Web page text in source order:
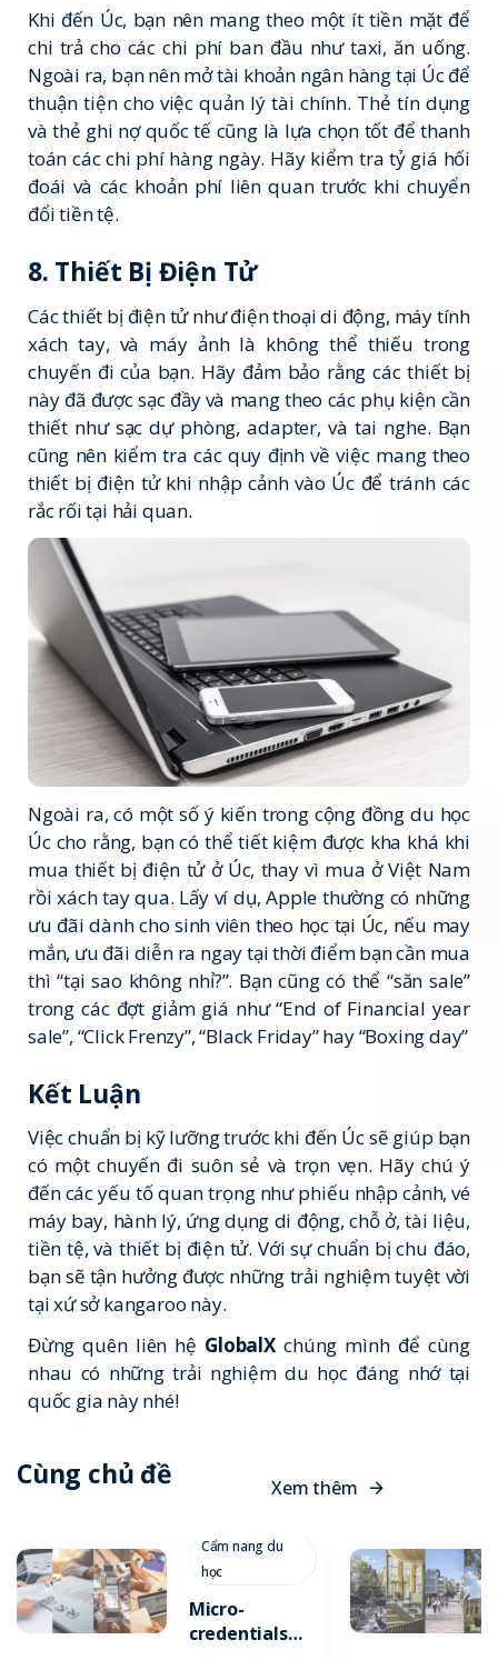
Khi đến Úc, bạn nên mang theo một ít tiền mặt để
chi trả cho các chi phí ban đầu như taxi, ăn uống.
Ngoài ra, bạn nên mở tài khoản ngân hàng tại Úc để
thuận tiện cho việc quản lý tài chính. Thẻ tín dụng
và thẻ ghi nợ quốc tế cũng là lựa chọn tốt để thanh
toán các chi phí hàng ngày. Hãy kiểm tra tỷ giá hối
đoái và các khoản phí liên quan trước khi chuyển
đổi tiền tệ.
8. Thiết Bị Điện Tử
Các thiết bị điện tử như điện thoại di động, máy tính
xách tay, và máy ảnh là không thể thiếu trong
chuyến đi của bạn. Hãy đảm bảo rằng các thiết bị
này đã được sạc đầy và mang theo các phụ kiện cần
thiết như sạc dự phòng, adapter, và tai nghe. Bạn
cũng nên kiểm tra các quy định về việc mang theo
thiết bị điện tử khi nhập cảnh vào Úc để tránh các
rắc rối tại hải quan.
Ngoài ra, có một số ý kiến trong cộng đồng du học
Úc cho rằng, bạn có thể tiết kiệm được kha khá khi
mua thiết bị điện tử ở Úc, thay vì mua ở Việt Nam
rồi xách tay qua. Lấy ví dụ, Apple thường có những
ưu đãi dành cho sinh viên theo học tại Úc, nếu may
mắn, ưu đãi diễn ra ngay tại thời điểm bạn cần mua
thì “tại sao không nhỉ?”. Bạn cũng có thể “săn sale”
trong các đợt giảm giá như “End of Financial year
sale”, “Click Frenzy”, “Black Friday” hay “Boxing day”
Kết Luận
Việc chuẩn bị kỹ lưỡng trước khi đến Úc sẽ giúp bạn
có một chuyến đi suôn sẻ và trọn vẹn. Hãy chú ý
đến các yếu tố quan trọng như phiếu nhập cảnh, vé
máy bay, hành lý, ứng dụng di động, chỗ ở, tài liệu,
tiền tệ, và thiết bị điện tử. Với sự chuẩn bị chu đáo,
bạn sẽ tận hưởng được những trải nghiệm tuyệt vời
tại xứ sở kangaroo này.
Đừng quên liên hệ GlobalXchúng mình để cùng
nhau có những trải nghiệm du học đáng nhớ tại
quốc gia này nhé!
Cùng chủ đề Xem thêm
Cẩm nang du
học
Micro-
credentials: